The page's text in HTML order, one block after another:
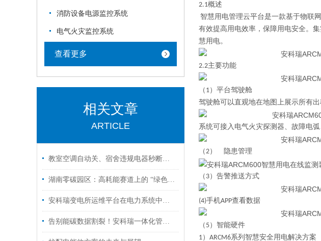
消防设备电源监控系统
电气火灾监控系统
查看更多
相关文章
ARTICLE
教室空调自动关、宿舍违规电器秒断电：这所学校的用电管理太“聪明”！
湖南零碳园区：高耗能赛道上的 “绿色转身” 与破茧新生
安科瑞变电所运维平台在电力系统中应用分析
告别能碳数据割裂！安科瑞一体化管控平台适配企业绿色转型
2.1概述
智慧用电管理云平台是一款基于物联
有效提高用电效率，保障用电安全。
慧用电。
2.2主要功能
（1） 平台驾驶舱
驾驶舱可以直观地在地图上展示所有
系统可接入电气火灾探测器、故障电
（2） 隐患管理
（3）告警推送方式
(4)手机APP查看数据
（5）智能硬件
1） ARCM6系列智慧安全用电解决方案